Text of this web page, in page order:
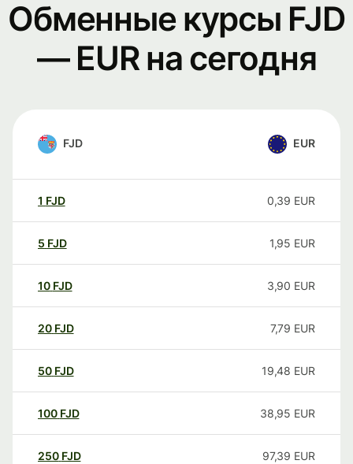
Обменные курсы FJD
— EUR на сегодня
FJD EUR
1 FJD 0,39 EUR
5 FJD 1,95 EUR
10 FJD 3,90 EUR
20 FJD 7,79 EUR
50 FJD 19,48 EUR
100 FJD 38,95 EUR
250 FJD 97,39 EUR